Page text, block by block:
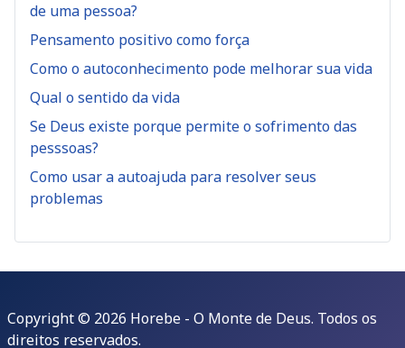
de uma pessoa?
Pensamento positivo como força
Como o autoconhecimento pode melhorar sua vida
Qual o sentido da vida
Se Deus existe porque permite o sofrimento das
pesssoas?
Como usar a autoajuda para resolver seus
problemas
Copyright © 2026 Horebe - O Monte de Deus. Todos os
direitos reservados.